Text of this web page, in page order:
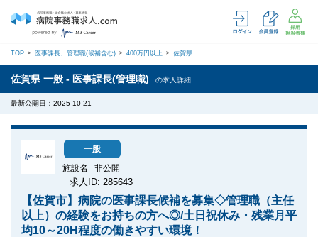
TOP 医事課長、管理職(候補含む) 400万円以上 佐賀県
佐賀県 一般 - 医事課長(管理職) の求人詳細
最新公開日：2025-10-21
一般
施設名
非公開
求人ID: 285643
【佐賀市】病院の医事課長候補を募集◇管理職（主任
以上）の経験をお持ちの方へ◎/土日祝休み・残業月平
均10～20H程度の働きやすい環境！